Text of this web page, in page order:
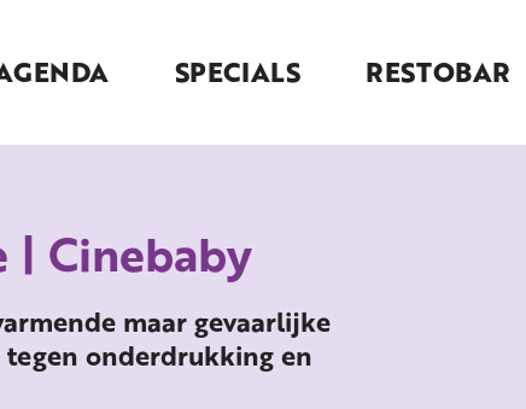
SPECIALS RESTOBAR
| Cinebaby
maar gevaarlijke
onderdrukking en